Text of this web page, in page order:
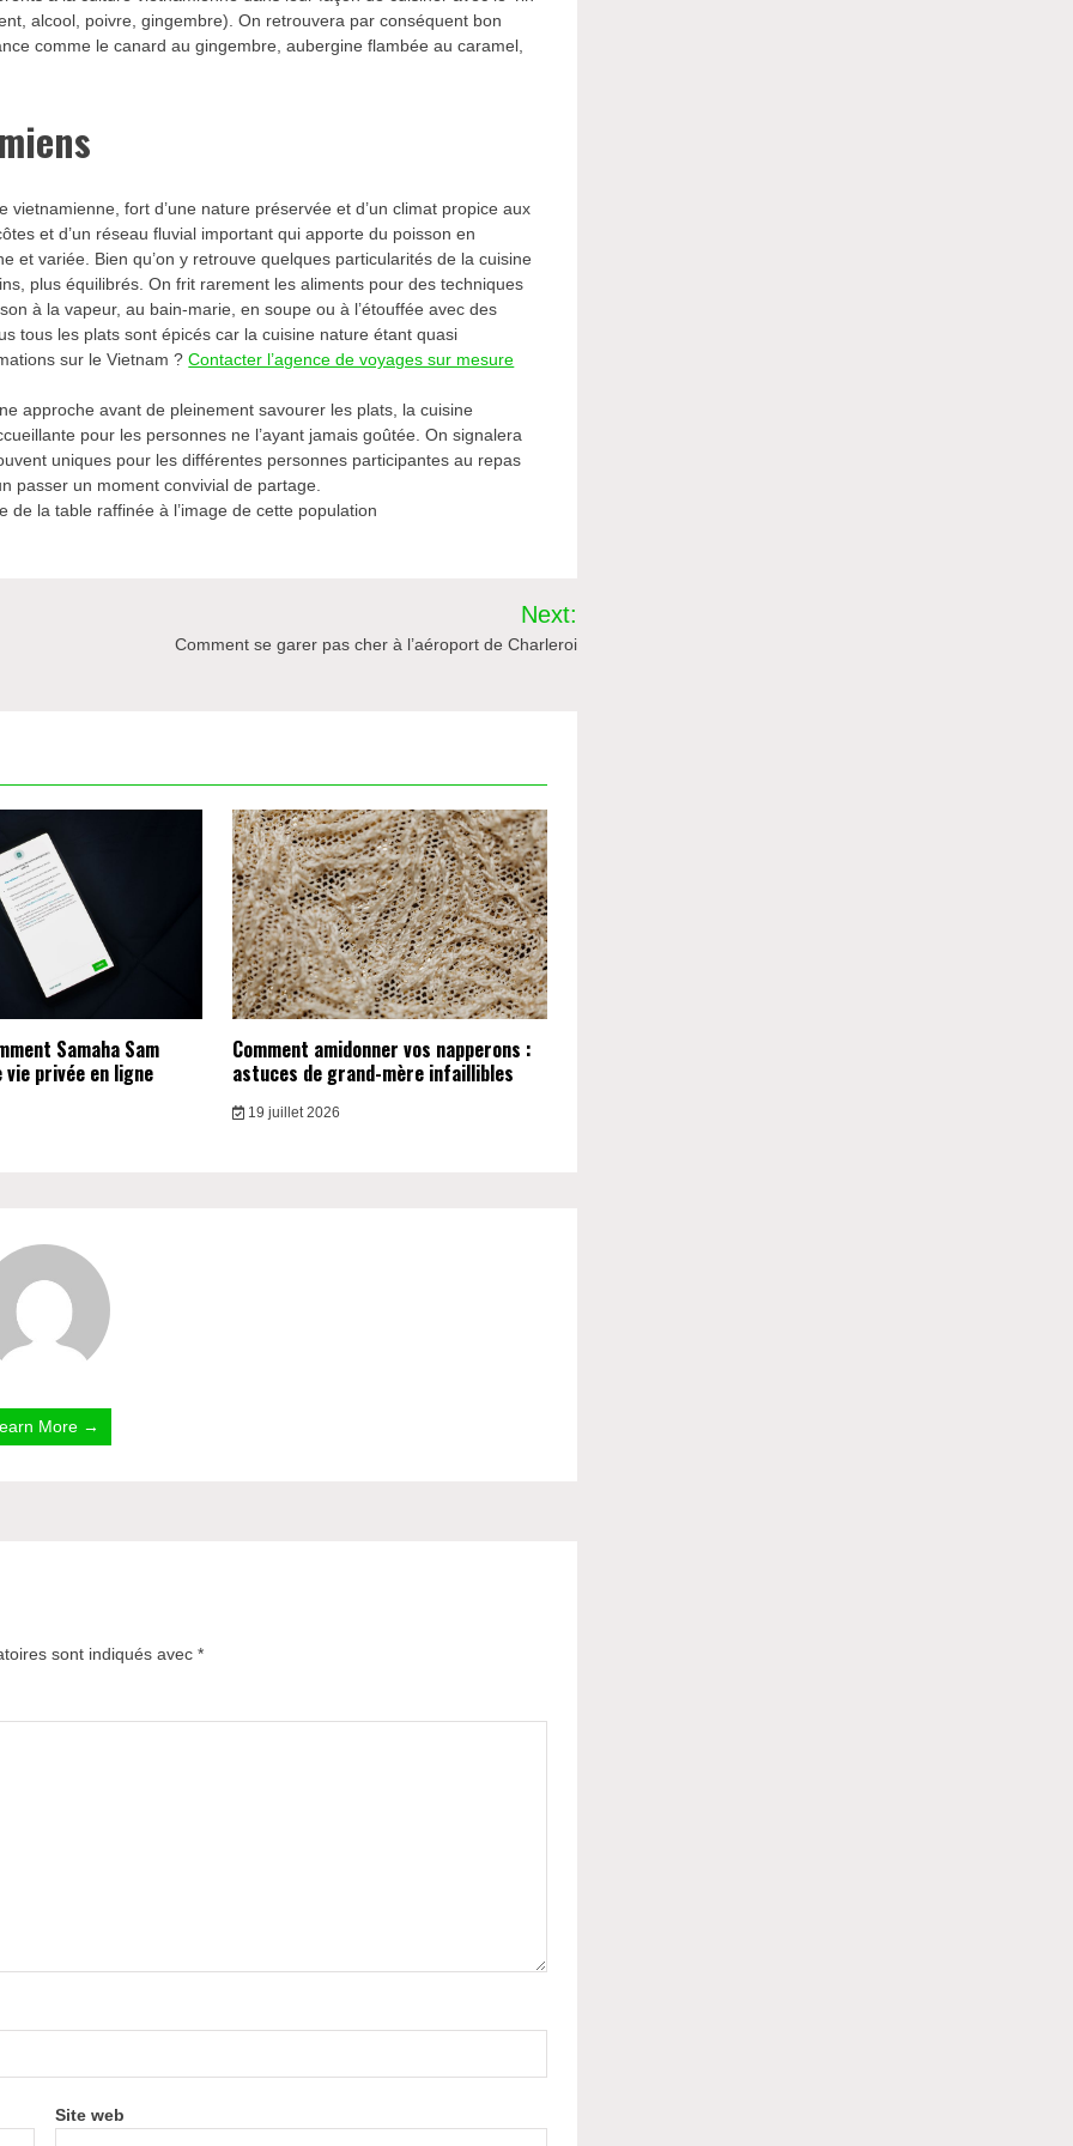
alcool, poivre, gingembre). On retrouvera par conséquent bon
comme le canard au gingembre, aubergine flambée au caramel,
fort d’une nature préservée et d’un climat propice aux
et d’un réseau fluvial important qui apporte du poisson en
et variée. Bien qu’on y retrouve quelques particularités de la cuisine
plus équilibrés. On frit rarement les aliments pour des techniques
à la vapeur, au bain-marie, en soupe ou à l’étouffée avec des
tous les plats sont épicés car la cuisine nature étant quasi
sur le Vietnam ?Contacter l’agence de voyages sur mesure
approche avant de pleinement savourer les plats, la cuisine
pour les personnes ne l’ayant jamais goûtée. On signalera
uniques pour les différentes personnes participantes au repas
passer un moment convivial de partage.
la table raffinée à l’image de cette population
Next:
Comment se garer pas cher à l’aéroport de Charleroi
Samaha Sam
privée en ligne
Comment amidonner vos napperons :
astuces de grand-mère infaillibles
19 juillet 2026
More →
sont indiqués avec*
Site web